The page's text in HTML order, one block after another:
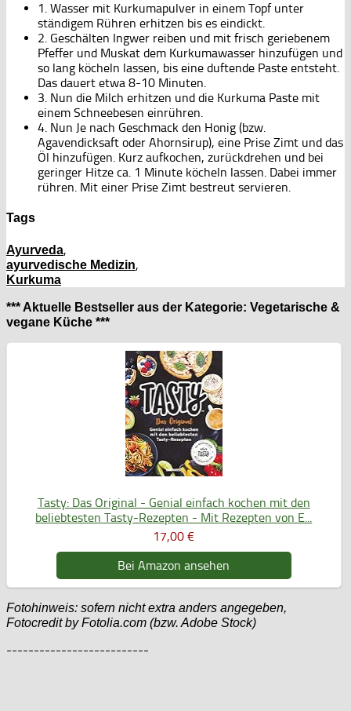
1. Wasser mit Kurkumapulver in einem Topf unter
ständigem Rühren erhitzen bis es eindickt.
2. Geschälten Ingwer reiben und mit frisch geriebenem
Pfeffer und Muskat dem Kurkumawasser hinzufügen und
so lang köcheln lassen, bis eine duftende Paste entsteht.
Das dauert etwa 8-10 Minuten.
3. Nun die Milch erhitzen und die Kurkuma Paste mit
einem Schneebesen einrühren.
4. Nun Je nach Geschmack den Honig (bzw.
Agavendicksaft oder Ahornsirup), eine Prise Zimt und das
Öl hinzufügen. Kurz aufkochen, zurückdrehen und bei
geringer Hitze ca. 1 Minute köcheln lassen. Dabei immer
rühren. Mit einer Prise Zimt bestreut servieren.
Tags
Ayurveda,
ayurvedische Medizin,
Kurkuma
*** Aktuelle Bestseller aus der Kategorie: Vegetarische &
vegane Küche ***
Tasty: Das Original - Genial einfach kochen mit den
beliebtesten Tasty-Rezepten - Mit Rezepten von E...
17,00 €
Bei Amazon ansehen
Fotohinweis: sofern nicht extra anders angegeben,
Fotocredit by Fotolia.com (bzw. Adobe Stock)
--------------------------